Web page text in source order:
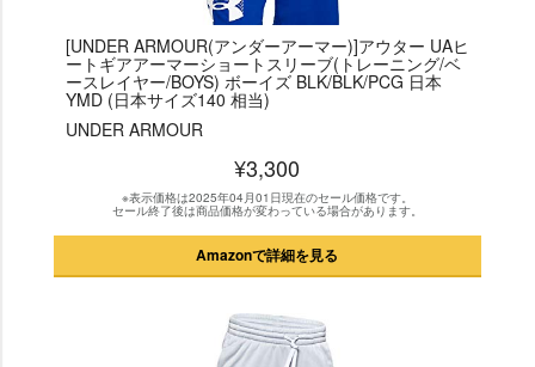
[UNDER ARMOUR(アンダーアーマー)]アウター UAヒ
ートギアアーマーショートスリーブ(トレーニング/ベ
ースレイヤー/BOYS) ボーイズ BLK/BLK/PCG 日本
YMD (日本サイズ140 相当)
UNDER ARMOUR
¥3,300
※表示価格は2025年04月01日現在のセール価格です。
セール終了後は商品価格が変わっている場合があります。
Amazonで詳細を見る